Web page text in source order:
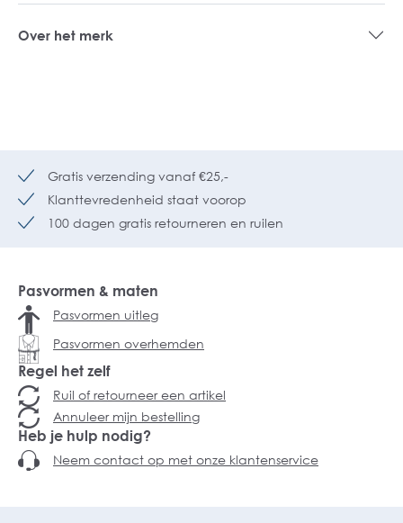
Over het merk
Gratis verzending vanaf €25,-
Klanttevredenheid staat voorop
100 dagen gratis retourneren en ruilen
Pasvormen & maten
Pasvormen uitleg
Pasvormen overhemden
Regel het zelf
Ruil of retourneer een artikel
Annuleer mijn bestelling
Heb je hulp nodig?
Neem contact op met onze klantenservice